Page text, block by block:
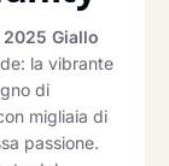
2025 Giallo
la vibrante
di
migliaia di
passione.